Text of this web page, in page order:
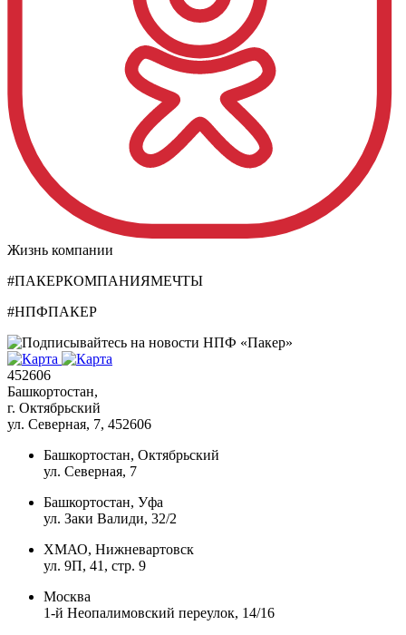
Жизнь компании
#ПАКЕРКОМПАНИЯМЕЧТЫ
#НПФПАКЕР
452606
Башкортостан,
г. Октябрьский
ул. Северная, 7, 452606
Башкортостан, Октябрьский
ул. Северная, 7
Башкортостан, Уфа
ул. Заки Валиди, 32/2
ХМАО, Нижневартовск
ул. 9П, 41, стр. 9
Москва
1-й Неопалимовский переулок, 14/16